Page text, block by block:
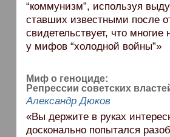
“коммунизм”, используя
ставших известными после
свидетельствует, что
у мифов “холодной войны”»
Миф о геноциде:
Репрессии советских
Александр Дюков
«Вы держите в руках
досконально попытался